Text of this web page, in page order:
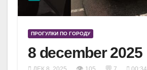
ПРОГУЛКИ ПО ГОРОДУ
8 december 2025